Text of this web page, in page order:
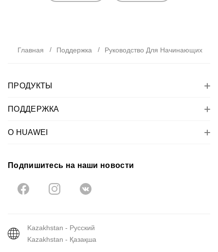
Главная Поддержка Руководство Для Начинающих
ПРОДУКТЫ
ПОДДЕРЖКА
О HUAWEI
Подпишитесь на наши новости
Kazakhstan - Русский
Kazakhstan - Қазақша